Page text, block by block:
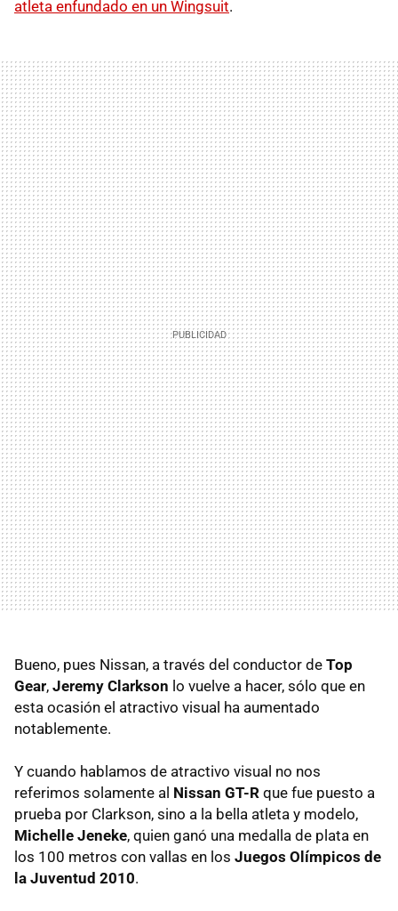
atleta enfundado en un Wingsuit.
Bueno, pues Nissan, a través del conductor de Top
Gear, Jeremy Clarkson lo vuelve a hacer, sólo que en
esta ocasión el atractivo visual ha aumentado
notablemente.
Y cuando hablamos de atractivo visual no nos
referimos solamente al Nissan GT-R que fue puesto a
prueba por Clarkson, sino a la bella atleta y modelo,
Michelle Jeneke, quien ganó una medalla de plata en
los 100 metros con vallas en los Juegos Olímpicos de
la Juventud 2010.